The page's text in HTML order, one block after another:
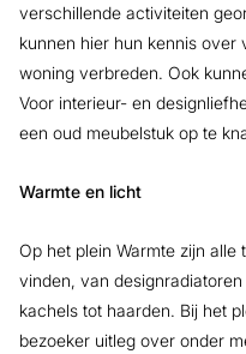
verschillende activiteiten
kunnen hier hun kennis over
woning verbreden. Ook
Voor interieur- en
een oud meubelstuk op te
Warmte en licht
Op het plein Warmte zijn
vinden, van
kachels tot haarden. Bij het
bezoeker uitleg over onder